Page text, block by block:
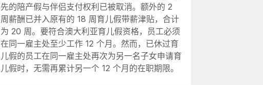
先的陪产假与伴侣支付权利已被取消。额外的 2
周薪酬已并入原有的 18 周育儿假带薪津贴，合计
为 20 周。要符合澳大利亚育儿假资格，员工必须
在同一雇主处至少工作 12 个月。然而，已休过育
儿假的员工在同一雇主处再次为另一名子女申请育
儿假时，无需再累计另一个 12 个月的在职期限。